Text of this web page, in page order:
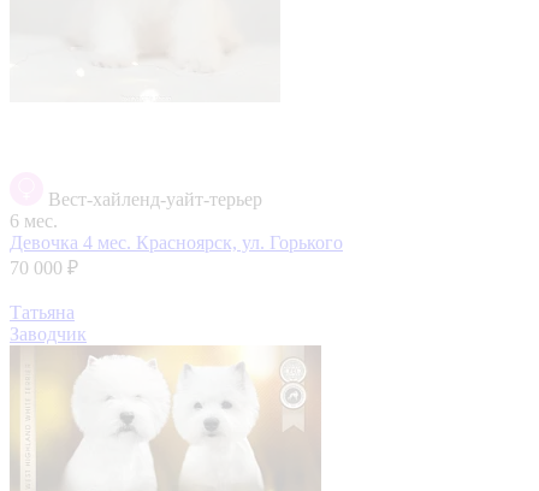
Вест-хайленд-уайт-терьер
6 мес.
Девочка 4 мес. Красноярск, ул. Горького
70 000 ₽
Татьяна
Заводчик